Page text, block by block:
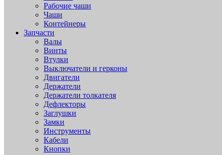
Рабочие чаши
Чаши
Контейнеры
Запчасти
Валы
Винты
Втулки
Выключатели и герконы
Двигатели
Держатели
Держатели толкателя
Дефлекторы
Заглушки
Замки
Инструменты
Кабели
Кнопки